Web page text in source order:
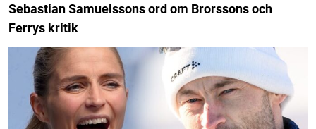
Sebastian Samuelssons ord om Brorssons och
Ferrys kritik